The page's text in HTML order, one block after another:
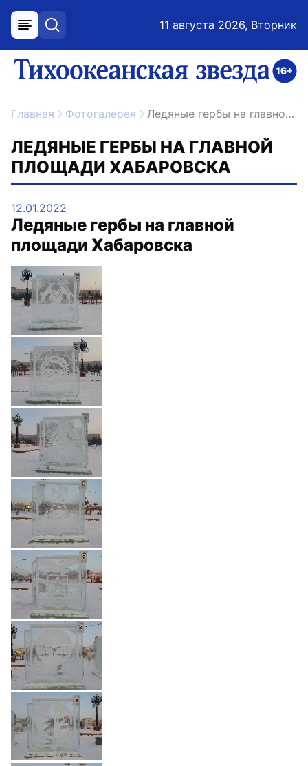
меню поиск 11 августа 2026, Вторник
ссылка на главную
Главная Фотогалерея Ледяные гербы на главной площади Хабаровска
ЛЕДЯНЫЕ ГЕРБЫ НА ГЛАВНОЙ
ПЛОЩАДИ ХАБАРОВСКА
12.01.2022
Ледяные гербы на главной
площади Хабаровска